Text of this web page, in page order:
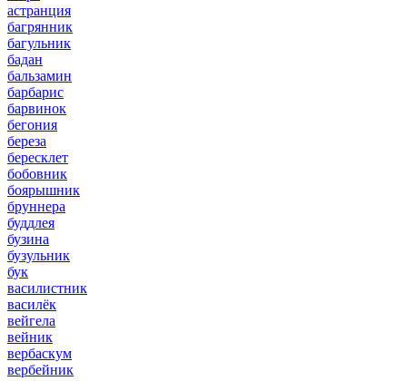
астранция
багрянник
багульник
бадан
бальзамин
барбарис
барвинок
бегония
береза
бересклет
бобовник
боярышник
бруннера
буддлея
бузина
бузульник
бук
василистник
василёк
вейгела
вейник
вербаскум
вербейник